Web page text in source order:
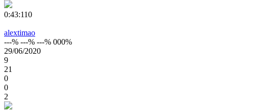
0:43:110
alextimao
---% ---% ---% 000%
29/06/2020
9
21
0
0
2